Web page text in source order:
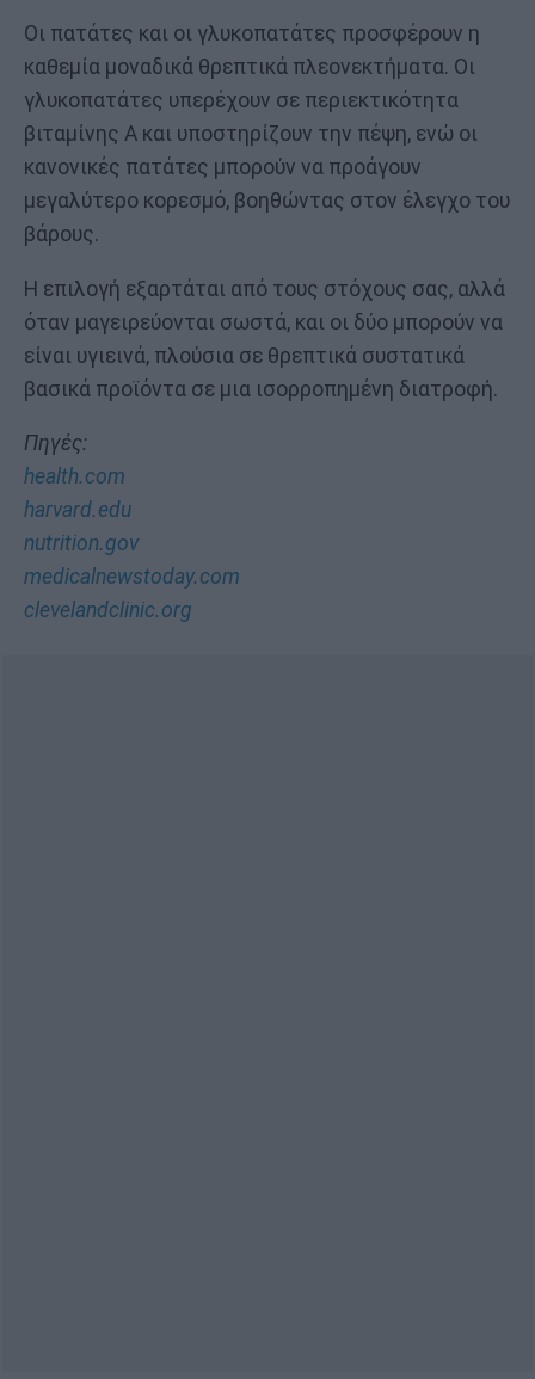
Οι πατάτες και οι γλυκοπατάτες προσφέρουν η
καθεμία μοναδικά θρεπτικά πλεονεκτήματα. Οι
γλυκοπατάτες υπερέχουν σε περιεκτικότητα
βιταμίνης Α και υποστηρίζουν την πέψη, ενώ οι
κανονικές πατάτες μπορούν να προάγουν
μεγαλύτερο κορεσμό, βοηθώντας στον έλεγχο του
βάρους.
Η επιλογή εξαρτάται από τους στόχους σας, αλλά
όταν μαγειρεύονται σωστά, και οι δύο μπορούν να
είναι υγιεινά, πλούσια σε θρεπτικά συστατικά
βασικά προϊόντα σε μια ισορροπημένη διατροφή.
Πηγές:
health.com
harvard.edu
nutrition.gov
medicalnewstoday.com
clevelandclinic.org